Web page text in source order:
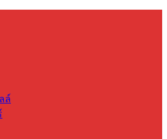
ล์